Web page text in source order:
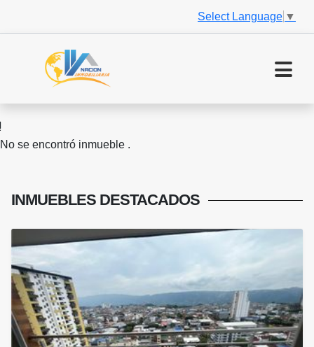
Select Language ▼
No se encontró inmueble .
INMUEBLES DESTACADOS